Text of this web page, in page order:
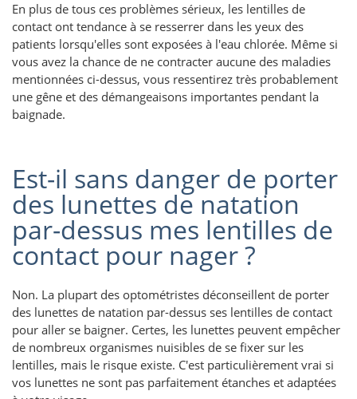
En plus de tous ces problèmes sérieux, les lentilles de
contact ont tendance à se resserrer dans les yeux des
patients lorsqu'elles sont exposées à l'eau chlorée. Même si
vous avez la chance de ne contracter aucune des maladies
mentionnées ci-dessus, vous ressentirez très probablement
une gêne et des démangeaisons importantes pendant la
baignade.
Est-il sans danger de porter
des lunettes de natation
par-dessus mes lentilles de
contact pour nager ?
Non. La plupart des optométristes déconseillent de porter
des lunettes de natation par-dessus ses lentilles de contact
pour aller se baigner. Certes, les lunettes peuvent empêcher
de nombreux organismes nuisibles de se fixer sur les
lentilles, mais le risque existe. C'est particulièrement vrai si
vos lunettes ne sont pas parfaitement étanches et adaptées